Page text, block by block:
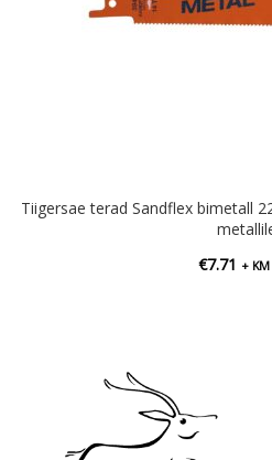
Tiigersae terad Sandflex bimetall
€7.71 + KM